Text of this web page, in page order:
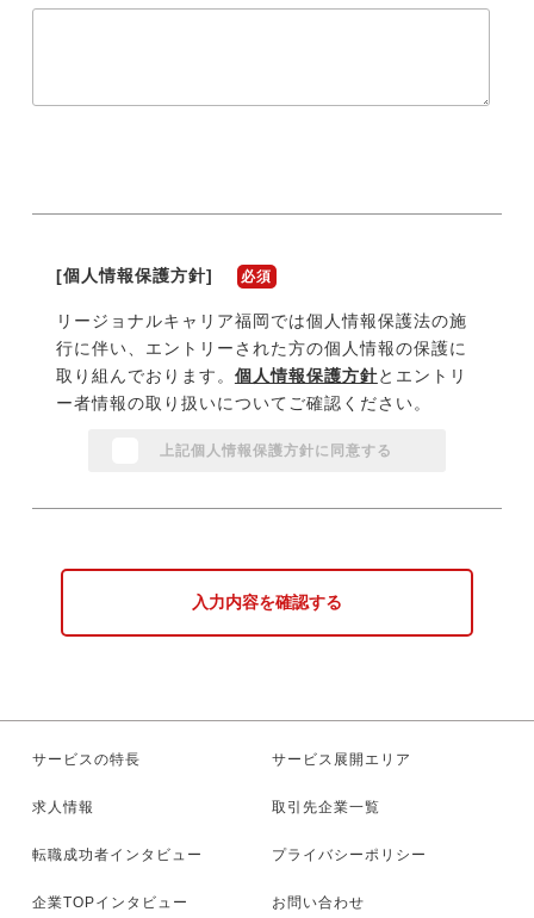
[個人情報保護方針] 必須
リージョナルキャリア福岡 では個人情報保護法の施
行に伴い、エントリーされた方の個人情報の保護に
取り組んでおります。 個人情報保護方針とエントリ
ー者情報の取り扱いについてご確認ください。
上記個人情報保護方針に同意する
入力内容を確認する
サービスの特長
求人情報
転職成功者インタビュー
企業TOPインタビュー
サービス展開エリア
取引先企業一覧
プライバシーポリシー
お問い合わせ